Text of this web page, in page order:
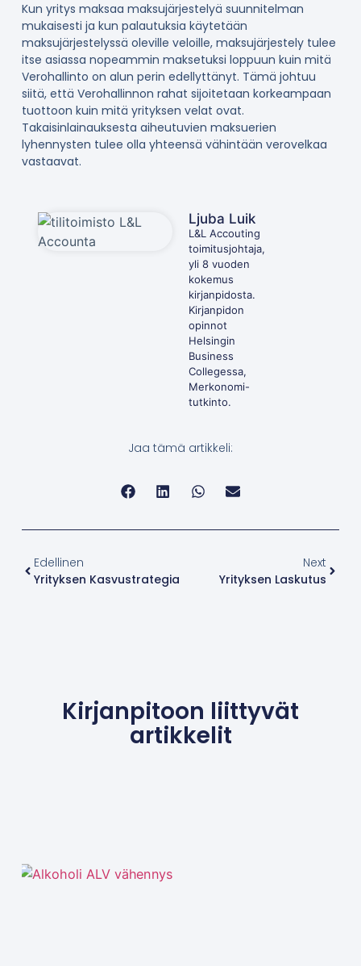
Kun yritys maksaa maksujärjestelyä suunnitelman
mukaisesti ja kun palautuksia käytetään
maksujärjestelyssä oleville veloille, maksujärjestely tulee
itse asiassa nopeammin maksetuksi loppuun kuin mitä
Verohallinto on alun perin edellyttänyt. Tämä johtuu
siitä, että Verohallinnon rahat sijoitetaan korkeampaan
tuottoon kuin mitä yrityksen velat ovat.
Takaisinlainauksesta aiheutuvien maksuerien
lyhennysten tulee olla yhteensä vähintään verovelkaa
vastaavat.
Ljuba Luik
L&L Accouting
toimitusjohtaja,
yli 8 vuoden
kokemus
kirjanpidosta.
Kirjanpidon
opinnot
Helsingin
Business
Collegessa,
Merkonomi-
tutkinto.
Jaa tämä artikkeli:
Edellinen
Yrityksen Kasvustrategia
Next
Yrityksen Laskutus
Kirjanpitoon liittyvät
artikkelit